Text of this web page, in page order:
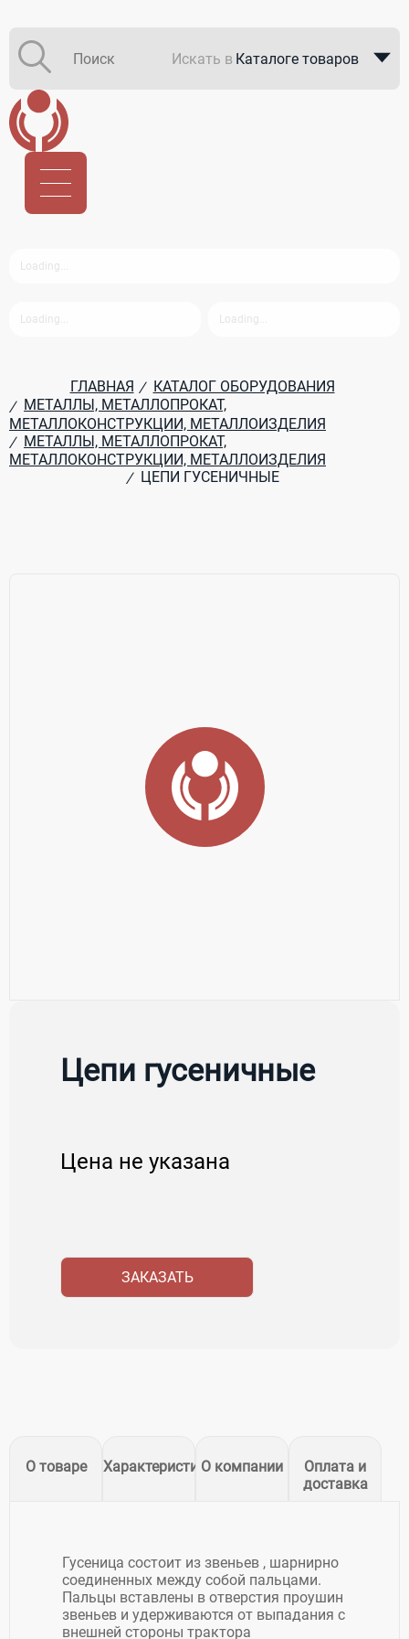
Искать в Каталоге товаров
ГЛАВНАЯ / КАТАЛОГ ОБОРУДОВАНИЯ
/ МЕТАЛЛЫ, МЕТАЛЛОПРОКАТ,
МЕТАЛЛОКОНСТРУКЦИИ, МЕТАЛЛОИЗДЕЛИЯ
/ МЕТАЛЛЫ, МЕТАЛЛОПРОКАТ,
МЕТАЛЛОКОНСТРУКЦИИ, МЕТАЛЛОИЗДЕЛИЯ
/ ЦЕПИ ГУСЕНИЧНЫЕ
Цепи гусеничные
Цена не указана
ЗАКАЗАТЬ
О товаре ХарактеристикиО компании
Оплата и
доставка
Гусеница состоит из звеньев , шарнирно
соединенных между собой пальцами.
Пальцы вставлены в отверстия проушин
звеньев и удерживаются от выпадания с
внешней стороны трактора